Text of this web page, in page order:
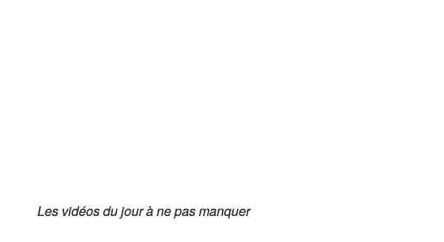
Les vidéos du jour à ne pas manquer
Les vidéos du jour à ne pas manquer